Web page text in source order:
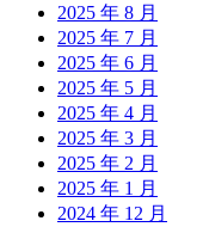
2025 年 8 月
2025 年 7 月
2025 年 6 月
2025 年 5 月
2025 年 4 月
2025 年 3 月
2025 年 2 月
2025 年 1 月
2024 年 12 月